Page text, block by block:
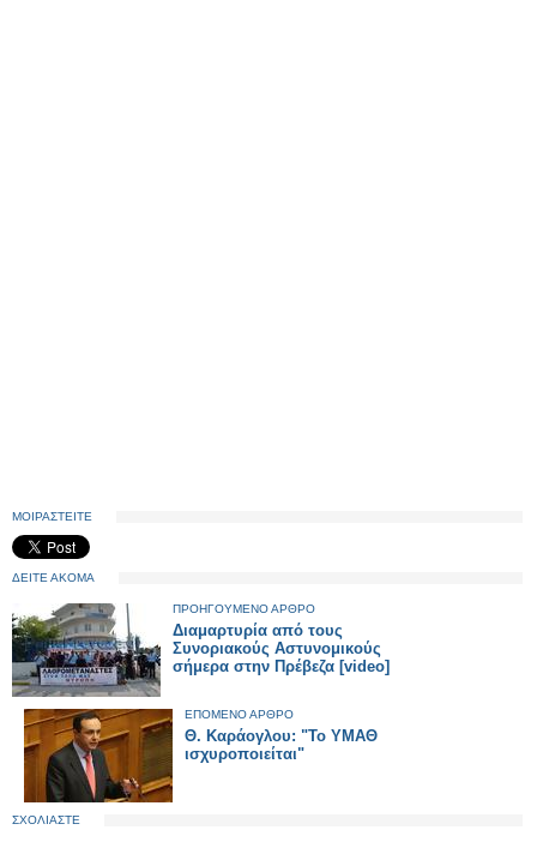
ΜΟΙΡΑΣΤΕΙΤΕ
ΔΕΙΤΕ ΑΚΟΜΑ
ΠΡΟΗΓΟΥΜΕΝΟ ΑΡΘΡΟ
Διαμαρτυρία από τους
Συνοριακούς Αστυνομικούς
σήμερα στην Πρέβεζα [video]
ΕΠΟΜΕΝΟ ΑΡΘΡΟ
Θ. Καράογλου: "Το ΥΜΑΘ
ισχυροποιείται"
ΣΧΟΛΙΑΣΤΕ